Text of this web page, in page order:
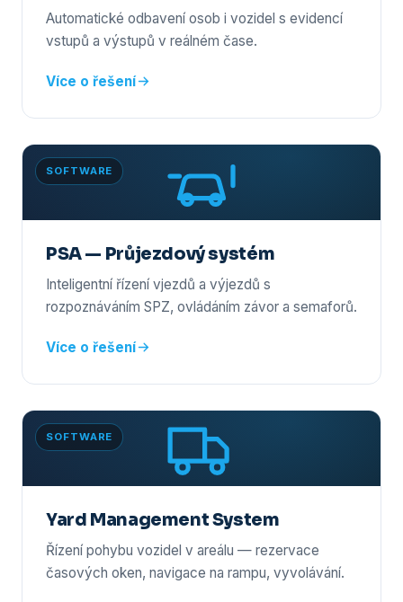
Automatické odbavení osob i vozidel s evidencí
vstupů a výstupů v reálném čase.
Více o řešení
SOFTWARE
PSA — Průjezdový systém
Inteligentní řízení vjezdů a výjezdů s
rozpoznáváním SPZ, ovládáním závor a semaforů.
Více o řešení
SOFTWARE
Yard Management System
Řízení pohybu vozidel v areálu — rezervace
časových oken, navigace na rampu, vyvolávání.